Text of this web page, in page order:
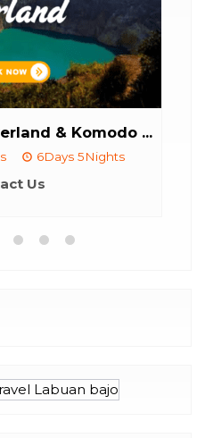
& Komodo ...
6Days 5Nights
Us